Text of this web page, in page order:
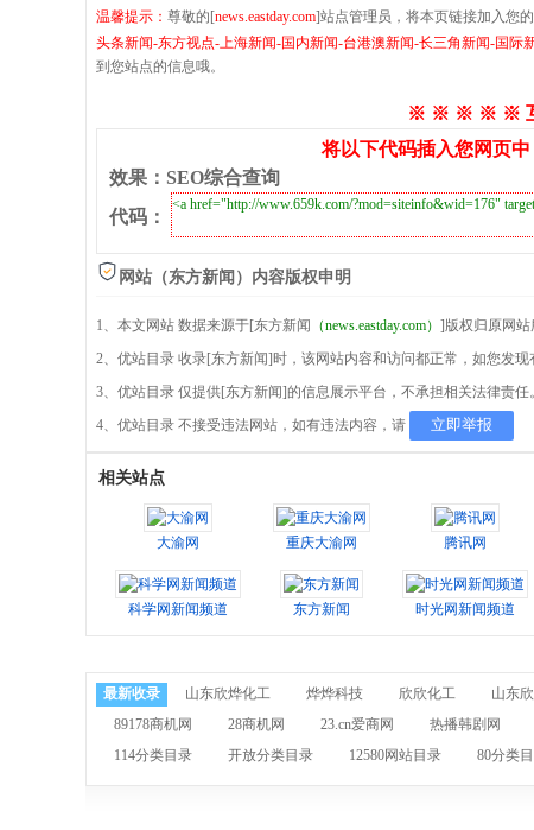
温馨提示： 尊敬的[news.eastday.com]站点管理员，将本页链接加入您
头条新闻-东方视点-上海新闻-国内新闻-台港澳新闻-长三角新闻-国际
到您站点的信息哦。
※ ※ ※ ※ ※
将以下代码插入您网页
效果 ： SEO综合查询
代码 ：
网站（东方新闻）内容版权申明
1、本文网站 数据来源于[东方新闻 （news.eastday.com） ]版权归原网站
2、优站目录 收录[东方新闻]时，该网站内容和访问都正常，如您发现
3、优站目录 仅提供[东方新闻]的信息展示平台，不承担相关法律责任。
4、优站目录 不接受违法网站，如有违法内容，请
立即举报
相关站点
大渝网 重庆大渝网 腾讯网
科学网新闻频道 东方新闻 时光网新闻频道
最新收录 山东欣烨化工 烨烨科技 欣欣化工 山东
89178商机网
28商机网 23.cn爱商网 热播韩剧网
114分类目录
开放分类目录 12580网站目录 80分类